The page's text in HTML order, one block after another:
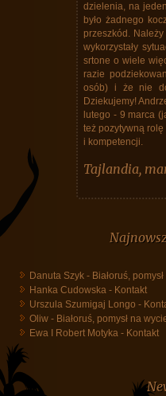
dzielenia, na jeden lot, który
było żadnego koczowania na
przeszkód. Należy wrzucić
wykorzystały sytuację i sobie
srtone o wiele więcej niż
razie podziekowania dla
osób) i że nie doznaliśmy
Dziekujemy! Andrzej Piersa -
lutego - 9 marca (jak potem się
też pozytywną rolę
i kompetencji.
Tajlandia, marzec 2026,
Danuta Szyk - Białoruś,
Hanka Cudowska - Kontakt
Urszula Szumigaj Longo -
Oliw - Białoruś, pomysł na
Ewa I Robert Motyka - Kontakt